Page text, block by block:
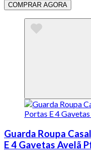
COMPRAR AGORA
Guarda Roupa
E 4 Gavetas Avelã